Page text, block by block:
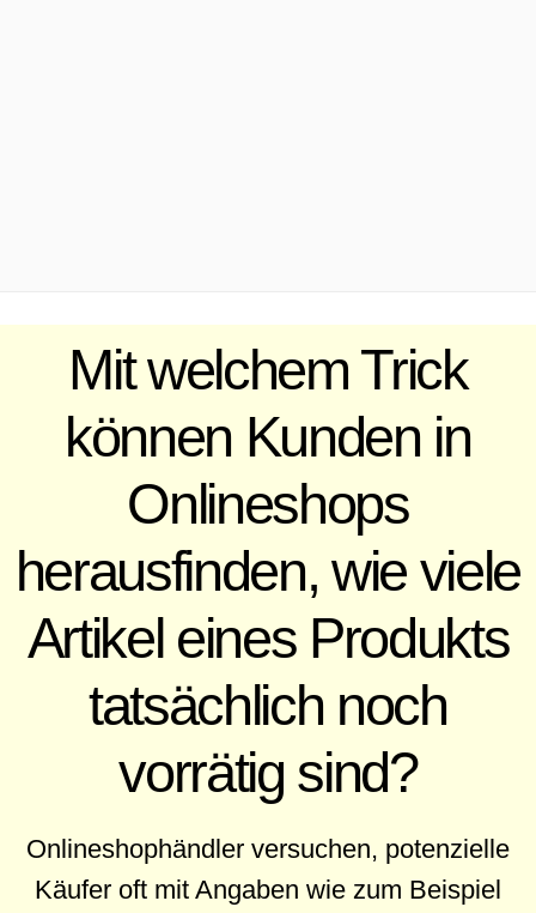
Mit welchem Trick
können Kunden in
Onlineshops
herausfinden, wie viele
Artikel eines Produkts
tatsächlich noch
vorrätig sind?
Onlineshophändler versuchen, potenzielle
Käufer oft mit Angaben wie zum Beispiel